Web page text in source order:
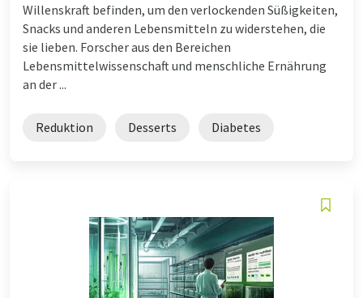
Willenskraft befinden, um den verlockenden Süßigkeiten,
Snacks und anderen Lebensmitteln zu widerstehen, die
sie lieben. Forscher aus den Bereichen
Lebensmittelwissenschaft und menschliche Ernährung
an der ...
Reduktion Desserts Diabetes